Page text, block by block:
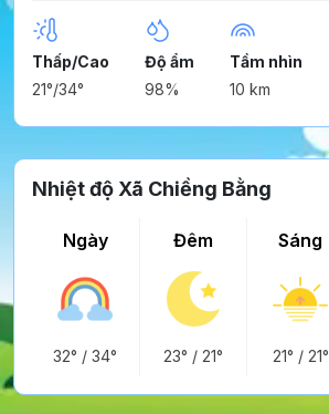
Thấp/Cao
21°/34°
Độ ẩm
98%
Tầm nhìn
10 km
Nhiệt độ Xã Chiềng Bằng
Ngày
32° /34°
Đêm
23° / 21°
Sáng
21° / 21°